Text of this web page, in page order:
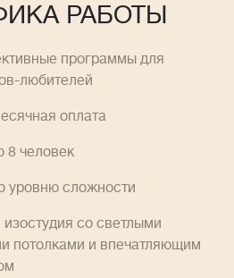
РАБОТЫ
программы для
любителей
оплатa
8 человек
уровню сложности
изостудия со светлыми
потолками и впечатляющим